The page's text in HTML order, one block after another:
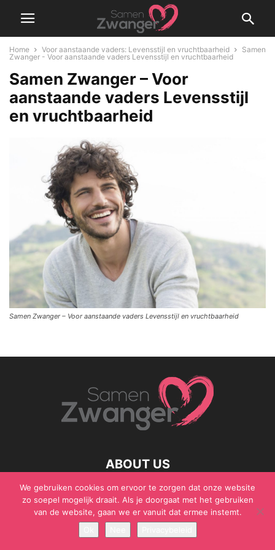
Home Voor aanstaande vaders: Levensstijl en vruchtbaarheid
Samen
Zwanger - Voor aanstaande vaders Levensstijl en vruchtbaarheid
Samen Zwanger – Voor
aanstaande vaders Levensstijl
en vruchtbaarheid
Samen Zwanger – Voor aanstaande vaders Levensstijl en vruchtbaarheid
ABOUT US
© Samen Zwanger - Copyright - Gericht Media 2017 - 2021
We gebruiken cookies om ervoor te zorgen dat onze website
zo soepel mogelijk draait. Als je doorgaat met het gebruiken
van de website, gaan we er vanuit dat ermee instemt.